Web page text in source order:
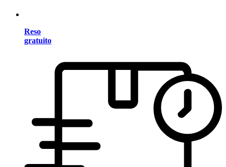
Reso
gratuito